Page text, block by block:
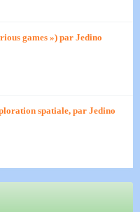
games ») par Jedino
spatiale, par Jedino